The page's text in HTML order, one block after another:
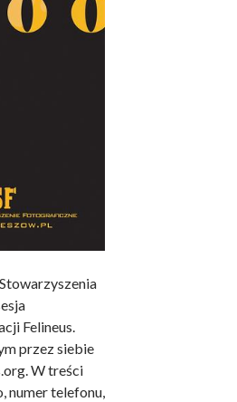
Felineus.
przez siebie
W treści
numer telefonu,